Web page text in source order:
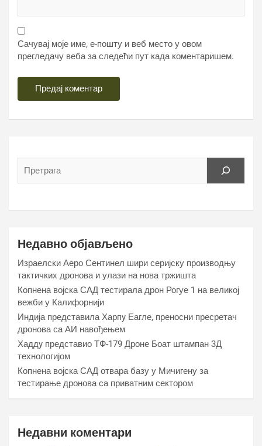
Сачувај моје име, е-пошту и веб место у овом
прегледачу веба за следећи пут када коментаришем.
Недавно објављено
Израелски Аеро Сентинел шири серијску производњу
тактичких дронова и улази на нова тржишта
Копнена војска САД тестирала дрон Рогуе 1 на великој
вежби у Калифорнији
Индија представила Харпy Еагле, преносни пресретач
дронова са АИ навођењем
Хаддy представио ТФ-179 Дроне Боат штампан 3Д
технологијом
Копнена војска САД отвара базу у Мичигену за
тестирање дронова са приватним сектором
Недавни коментари